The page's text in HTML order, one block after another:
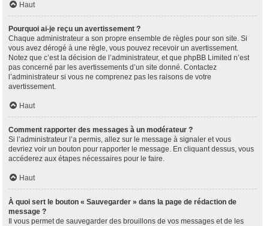
Haut
Pourquoi ai-je reçu un avertissement ?
Chaque administrateur a son propre ensemble de règles pour son site. Si
vous avez dérogé à une règle, vous pouvez recevoir un avertissement.
Notez que c’est la décision de l’administrateur, et que phpBB Limited n’est
pas concerné par les avertissements d’un site donné. Contactez
l’administrateur si vous ne comprenez pas les raisons de votre
avertissement.
Haut
Comment rapporter des messages à un modérateur ?
Si l’administrateur l’a permis, allez sur le message à signaler et vous
devriez voir un bouton pour rapporter le message. En cliquant dessus, vous
accéderez aux étapes nécessaires pour le faire.
Haut
À quoi sert le bouton « Sauvegarder » dans la page de rédaction de
message ?
Il vous permet de sauvegarder des brouillons de vos messages et de les